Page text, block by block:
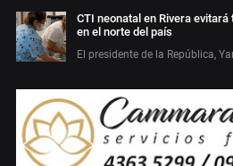
CTI neonatal en Rivera
en el norte del país
El presidente de la República,